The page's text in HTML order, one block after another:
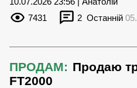
7431
2 Останній
ПРОДАМ: Продаю
FT2000